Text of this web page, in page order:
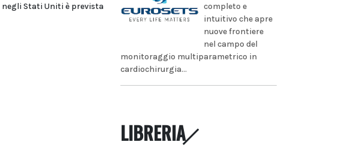
Stati Uniti è prevista
completo e
intuitivo che apre
nuove frontiere
nel campo del
monitoraggio multiparametrico in
cardiochirurgia...
LIBRERIA